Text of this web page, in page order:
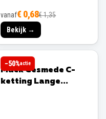
vanaf€ 0,68€ 1,35
Bekijk →
−50%actie
MACK
Mack Gesmede C-
ketting Lange